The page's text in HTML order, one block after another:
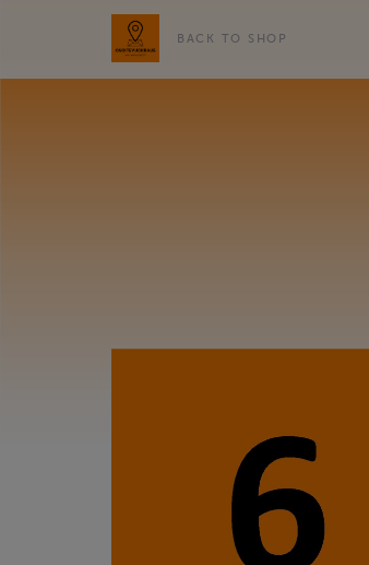
BACK TO SHOP